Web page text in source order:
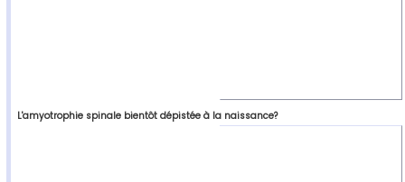
L'amyotrophie spinale bientôt dépistée à la naissance?